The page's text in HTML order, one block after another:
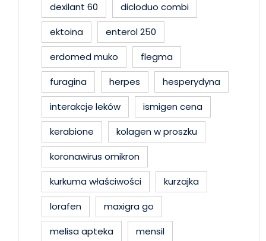
dexilant 60
dicloduo combi
ektoina
enterol 250
erdomed muko
flegma
furagina
herpes
hesperydyna
interakcje leków
ismigen cena
kerabione
kolagen w proszku
koronawirus omikron
kurkuma właściwości
kurzajka
lorafen
maxigra go
melisa apteka
mensil